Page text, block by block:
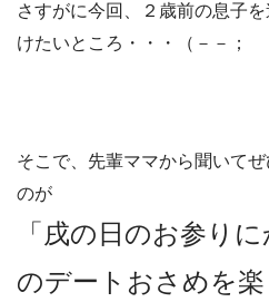
さすがに今回、２歳前の息子
けたいところ・・・（－－；
そこで、先輩ママから聞いて
のが
「戌の日のお参り
のデートおさめを楽